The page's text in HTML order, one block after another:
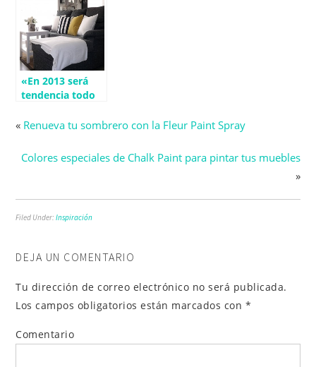
«En 2013 será
tendencia todo
hacer uno
reutilizar lo que
ya tenemos».
« Renueva tu sombrero con la Fleur Paint Spray
Colores especiales de Chalk Paint para pintar tus muebles
»
Filed Under:Inspiración
DEJA UN COMENTARIO
Tu dirección de correo electrónico no será publicada.
Los campos obligatorios están marcados con *
Comentario